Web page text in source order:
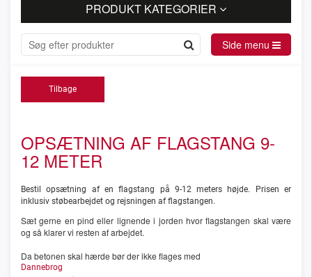
PRODUKT KATEGORIER
Side menu
Tilbage
OPSÆTNING AF FLAGSTANG 9-
12 METER
Bestil opsætning af en flagstang på 9-12 meters højde. Prisen er
inklusiv støbearbejdet og rejsningen af flagstangen.
Sæt gerne en pind eller lignende i jorden hvor flagstangen skal være
og så klarer vi resten af arbejdet.
Da betonen skal hærde bør der ikke flages med
Dannebrog